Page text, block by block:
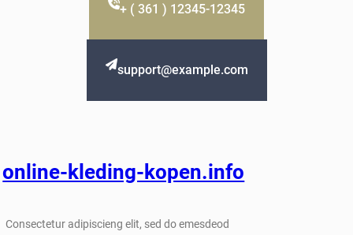
+ ( 361 ) 12345-12345
support@example.com
online-kleding-kopen.info
Consectetur adipiscieng elit, sed do emesdeod